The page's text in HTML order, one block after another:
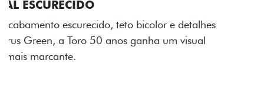
ADESIVOS ESTILIZADOS
Os adesivos aplicados no capô e nas laterais
reforçam a identidade única dessa edição para lá de
comemorativa.